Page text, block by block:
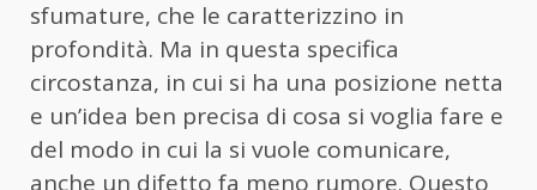
sfumature, che le caratterizzino in
profondità. Ma in questa specifica
circostanza, in cui si ha una posizione netta
e un’idea ben precisa di cosa si voglia fare e
del modo in cui la si vuole comunicare,
anche un difetto fa meno rumore. Questo